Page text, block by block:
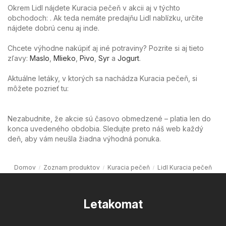
Okrem Lidl nájdete Kuracia pečeň v akcii aj v týchto
obchodoch: . Ak teda nemáte predajňu Lidl nablízku, určite
nájdete dobrú cenu aj inde.
Chcete výhodne nakúpiť aj iné potraviny? Pozrite si aj tieto
zľavy: Maslo Mlieko Pivo Syr a Jogurt.
Aktuálne letáky, v ktorých sa nachádza Kuracia pečeň, si
môžete pozrieť tu:
Nezabudnite, že akcie sú časovo obmedzené – platia len do
konca uvedeného obdobia. Sledujte preto náš web každý
deň, aby vám neušla žiadna výhodná ponuka.
Domov Zoznam produktov Kuracia pečeň Lidl Kuracia pečeň
Letakomat